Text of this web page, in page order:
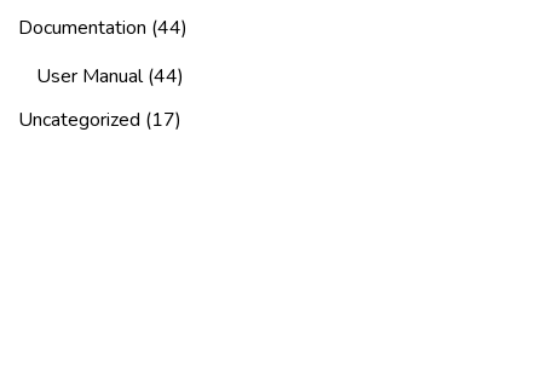
Documentation (44)
User Manual(44)
Uncategorized (17)